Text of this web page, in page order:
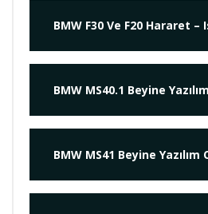
BMW F30 Ve F20 Hararet –
BMW MS40.1 Beyine
BMW MS41 Beyine Yazılım